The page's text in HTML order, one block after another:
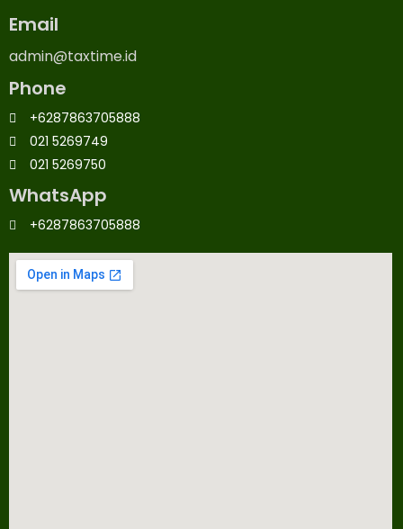
Email
admin@taxtime.id
Phone
+6287863705888
021 5269749
021 5269750
WhatsApp
+6287863705888